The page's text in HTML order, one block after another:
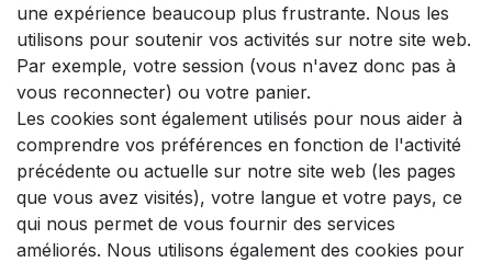
une expérience beaucoup plus frustrante. Nous les
utilisons pour soutenir vos activités sur notre site web.
Par exemple, votre session (vous n'avez donc pas à
vous reconnecter) ou votre panier.
Les cookies sont également utilisés pour nous aider à
comprendre vos préférences en fonction de l'activité
précédente ou actuelle sur notre site web (les pages
que vous avez visités), votre langue et votre pays, ce
qui nous permet de vous fournir des services
améliorés. Nous utilisons également des cookies pour